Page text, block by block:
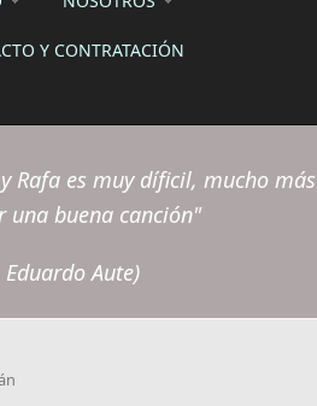
Y CONTRATACIÓN
Rafa es muy díficil, mucho más
una buena canción"
Eduardo Aute)